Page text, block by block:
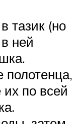
тазик (но
ней
полотенца,
их по всей